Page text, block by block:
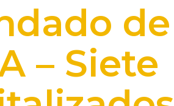
de
– Siete